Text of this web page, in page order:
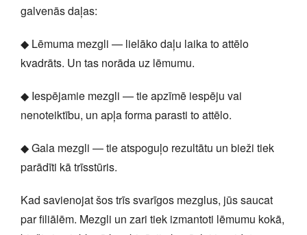
galvenās daļas:
◆ Lēmuma mezgli — lielāko daļu laika to attēlo
kvadrāts. Un tas norāda uz lēmumu.
◆ Iespējamie mezgli — tie apzīmē iespēju vai
nenoteiktību, un apļa forma parasti to attēlo.
◆ Gala mezgli — tie atspoguļo rezultātu un bieži tiek
parādīti kā trīsstūris.
Kad savienojat šos trīs svarīgos mezglus, jūs saucat
par filiālēm. Mezgli un zari tiek izmantoti lēmumu kokā,